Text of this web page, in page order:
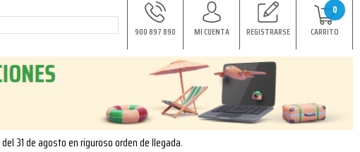
900 897 890 MI CUENTA REGISTRARSE
0
CARRITO
31 de agosto en riguroso orden de llegada.